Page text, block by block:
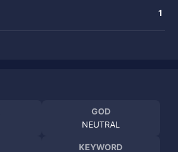
1
GOD
NEUTRAL
KEYWORD